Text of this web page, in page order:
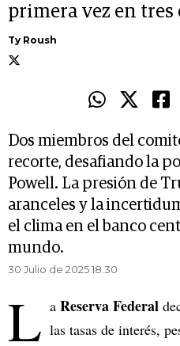
primera vez en tres
Ty Roush
Dos miembros del
recorte, desafiando la
Powell. La presión de
aranceles y la
el clima en el banco
mundo.
30 Julio de 2025 18.30
L a Reserva Federal
las tasas de interés,